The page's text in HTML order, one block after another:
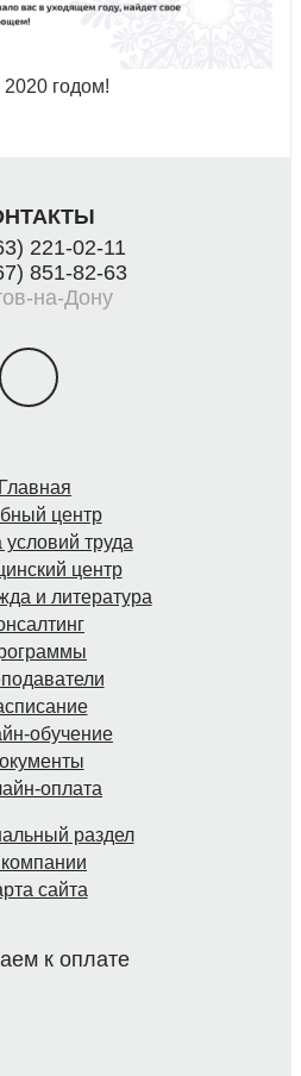
годом!
221-02-11
851-82-63
на-Дону
Главная
центр
труда
центр
и литература
обучение
оплата
раздел
сайта
к оплате